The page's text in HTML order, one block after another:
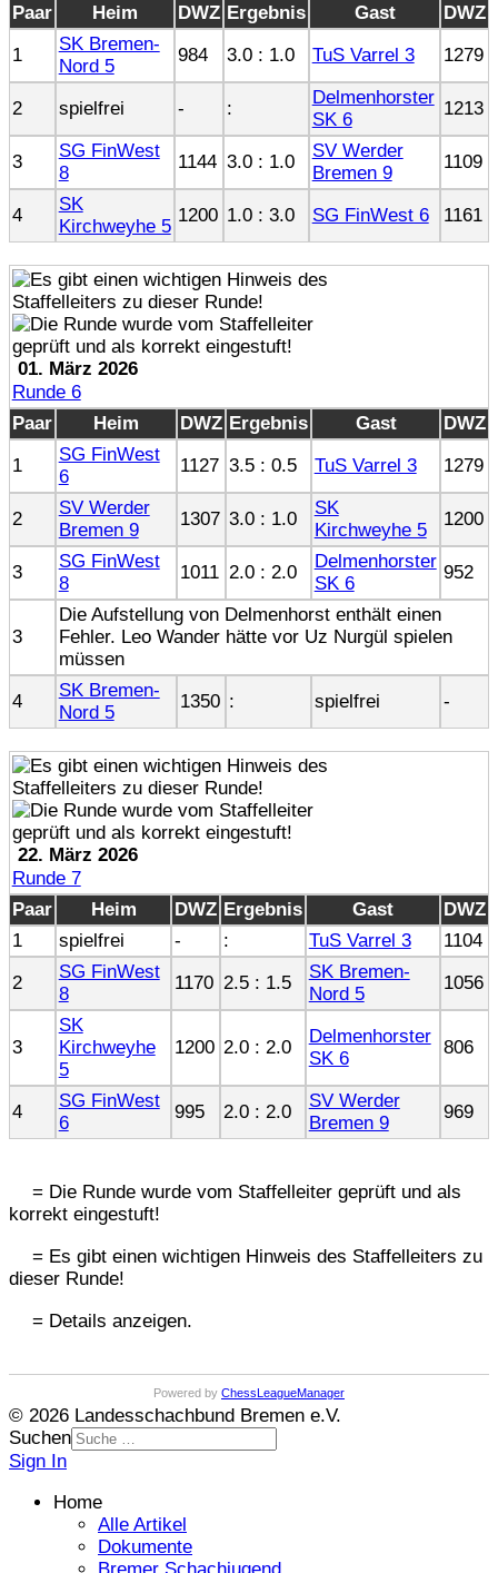
Paar
Heim DWZ Ergebnis Gast
DWZ
1
SK Bremen-
Nord 5
984 3.0 : 1.0 TuS Varrel 3 1279
2 spielfrei - :
Delmenhorster
SK 6
1213
3
SG FinWest
8
1144 3.0 : 1.0
SV Werder
Bremen 9
1109
4
SK
Kirchweyhe 5
1200 1.0 : 3.0 SG FinWest 6 1161
01. März 2026
Runde 6
Paar
Heim DWZ Ergebnis Gast
DWZ
1
SG FinWest
6
1127 3.5 : 0.5 TuS Varrel 3 1279
2
SV Werder
Bremen 9
1307 3.0 : 1.0
SK
Kirchweyhe 5
1200
3
SG FinWest
8
1011 2.0 : 2.0
Delmenhorster
SK 6
952
3
Die Aufstellung von Delmenhorst enthält einen
Fehler. Leo Wander hätte vor Uz Nurgül spielen
müssen
4
SK Bremen-
Nord 5
1350 : spielfrei -
22. März 2026
Runde 7
Paar
Heim DWZ Ergebnis Gast
DWZ
1
spielfrei - : TuS Varrel 3
1104
2
SG FinWest
8
1170 2.5 : 1.5
SK Bremen-
Nord 5
1056
3
SK
Kirchweyhe
5
1200 2.0 : 2.0
Delmenhorster
SK 6
806
4
SG FinWest
6
995 2.0 : 2.0
SV Werder
Bremen 9
969
= Die Runde wurde vom Staffelleiter geprüft und als
korrekt eingestuft!
= Es gibt einen wichtigen Hinweis des Staffelleiters zu
dieser Runde!
= Details anzeigen.
Powered by ChessLeagueManager
© 2026 Landesschachbund Bremen e.V.
Suchen
Sign In
Home
Alle Artikel
Dokumente
Bremer Schachjugend